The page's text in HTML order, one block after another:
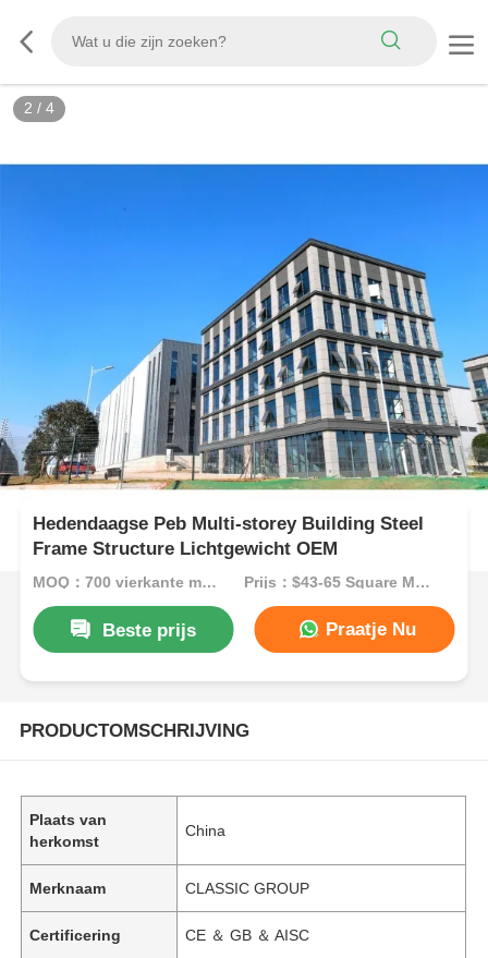
2 / 4
Hedendaagse Peb Multi-storey Building Steel
Frame Structure Lichtgewicht OEM
MOQ：700 vierkante meter Prijs：$43-65 Square Meters
Beste prijs Praatje Nu
PRODUCTOMSCHRIJVING
Plaats van
herkomst
China
Merknaam CLASSIC GROUP
Certificering CE ＆ GB ＆ AISC